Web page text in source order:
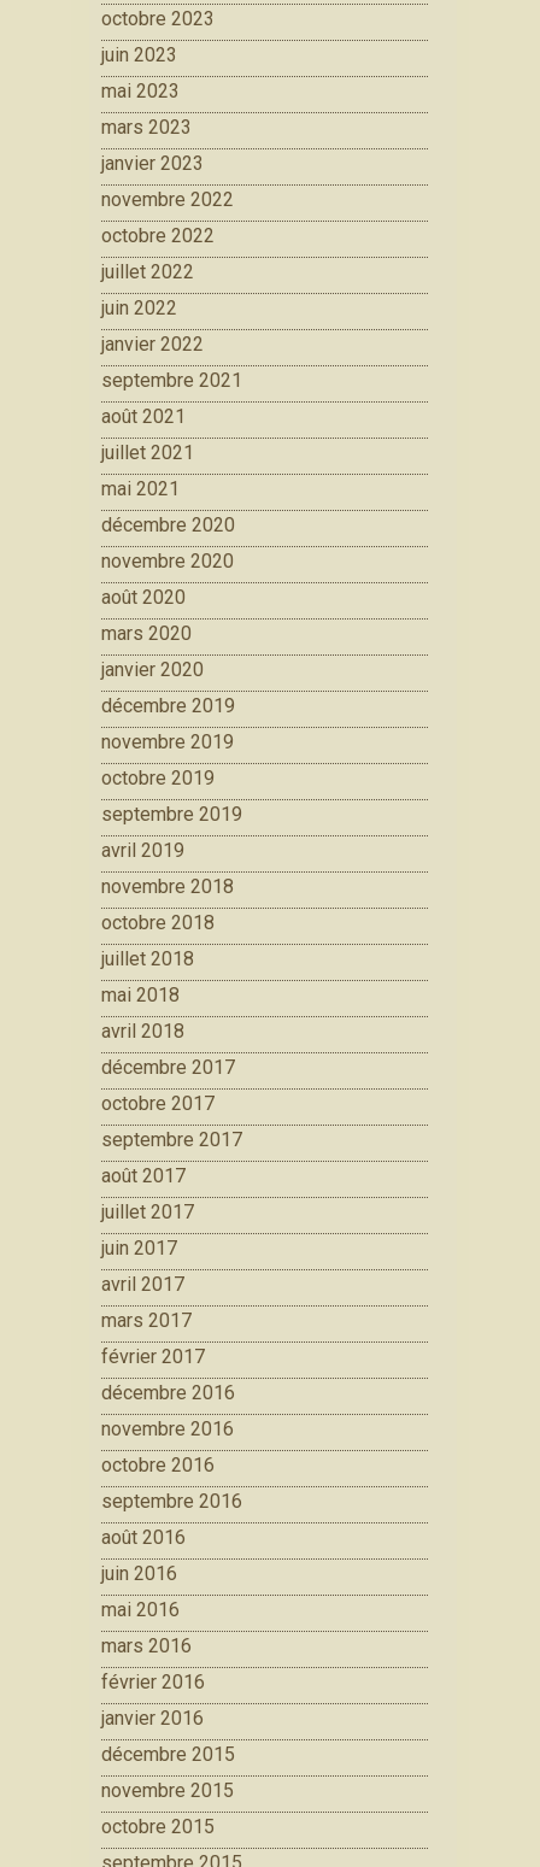
octobre 2023
juin 2023
mai 2023
mars 2023
janvier 2023
novembre 2022
octobre 2022
juillet 2022
juin 2022
janvier 2022
septembre 2021
août 2021
juillet 2021
mai 2021
décembre 2020
novembre 2020
août 2020
mars 2020
janvier 2020
décembre 2019
novembre 2019
octobre 2019
septembre 2019
avril 2019
novembre 2018
octobre 2018
juillet 2018
mai 2018
avril 2018
décembre 2017
octobre 2017
septembre 2017
août 2017
juillet 2017
juin 2017
avril 2017
mars 2017
février 2017
décembre 2016
novembre 2016
octobre 2016
septembre 2016
août 2016
juin 2016
mai 2016
mars 2016
février 2016
janvier 2016
décembre 2015
novembre 2015
octobre 2015